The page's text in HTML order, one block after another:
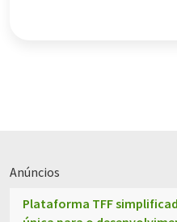
Anúncios
Plataforma TFF